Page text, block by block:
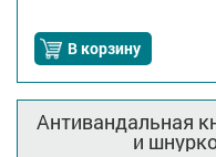
В корзину
Антивандальная
и